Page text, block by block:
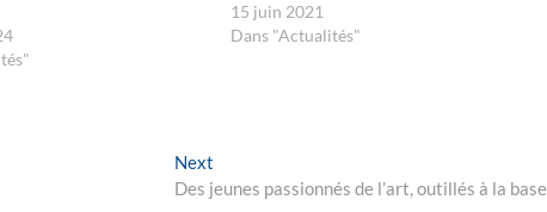
15 juin 2021
Dans "Actualités"
Next
post:
Des jeunes passionnés de l’art, outillés à la base